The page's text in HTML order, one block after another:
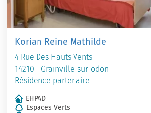
Korian Reine Mathilde
4 Rue Des Hauts Vents
14210 - Grainville-sur-odon
Résidence partenaire
EHPAD
Espaces Verts